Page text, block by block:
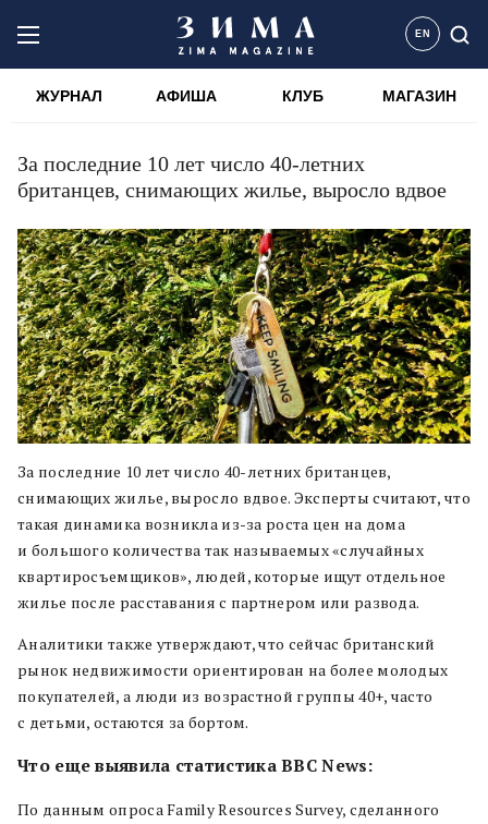
EN
ЖУРНАЛ АФИША КЛУБ МАГАЗИН
За последние 10 лет число 40-летних
британцев, снимающих жилье, выросло вдвое
За последние 10 лет число 40-летних британцев,
снимающих жилье, выросло вдвое. Эксперты считают, что
такая динамика возникла из-за роста цен на дома
и большого количества так называемых «случайных
квартиросъемщиков», людей, которые ищут отдельное
жилье после расставания с партнером или развода.
Аналитики также утверждают, что сейчас британский
рынок недвижимости ориентирован на более молодых
покупателей, а люди из возрастной группы 40+, часто
с детьми, остаются за бортом.
Что еще выявила статистика BBC News:
По данным опроса Family Resources Survey, сделанного